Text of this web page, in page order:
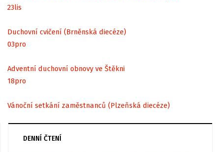
23lis
Duchovní cvičení (Brněnská diecéze)
03pro
Adventní duchovní obnovy ve Štěkni
18pro
Vánoční setkání zaměstnanců (Plzeňská diecéze)
DENNÍ ČTENÍ